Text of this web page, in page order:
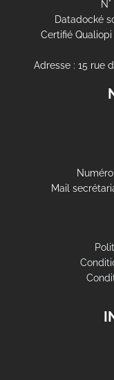
Datadocké
Certifié Qualiopi
Adresse : 15 rue
Mail